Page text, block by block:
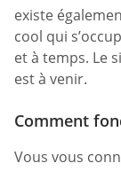
existe
cool qui
et à temps. Le
est à venir.
Comment
Vous vous